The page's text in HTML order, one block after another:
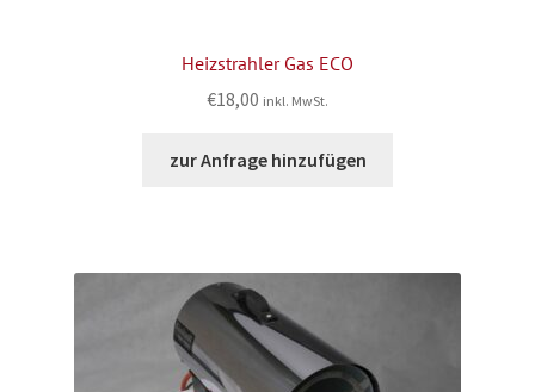
Heizstrahler Gas ECO
€18,00 inkl. MwSt.
zur Anfrage hinzufügen